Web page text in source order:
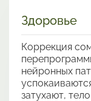
Здоровье
Коррекция
нейронных
затухают,